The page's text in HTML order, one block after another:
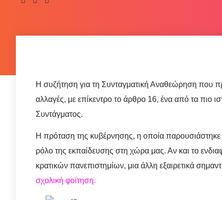
Η συζήτηση για τη Συνταγματική Αναθεώρηση που
αλλαγές, με επίκεντρο το άρθρο 16, ένα από τα πιο
Συντάγματος.
Η πρόταση της κυβέρνησης, η οποία παρουσιάστηκε
ρόλο της εκπαίδευσης στη χώρα μας. Αν και το
κρατικών πανεπιστημίων, μια άλλη εξαιρετικά
σχολική φοίτηση.